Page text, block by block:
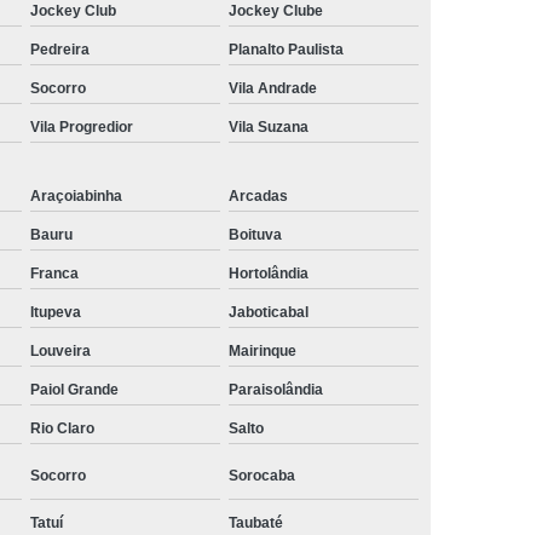
Jockey Club Jockey Clube
Pedreira Planalto Paulista
Socorro Vila Andrade
Vila Progredior Vila Suzana
Araçoiabinha Arcadas
Bauru Boituva
Franca Hortolândia
Itupeva Jaboticabal
Louveira Mairinque
Paiol Grande Paraisolândia
Rio Claro Salto
Socorro Sorocaba
Tatuí Taubaté